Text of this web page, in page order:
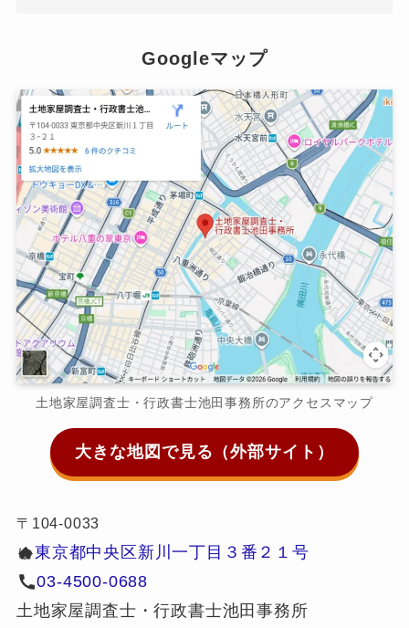
Googleマップ
土地家屋調査士・行政書士池田事務所のアクセスマップ
大きな地図で見る（外部サイト）
〒104-0033
ゆ東京都中央区新川一丁目３番２１号
03-4500-0688
土地家屋調査士・行政書士池田事務所